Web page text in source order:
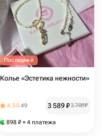
Последний
Колье «Эстетика нежности»
4.5049 3 589₽3 700₽
898 ₽ × 4 платежа